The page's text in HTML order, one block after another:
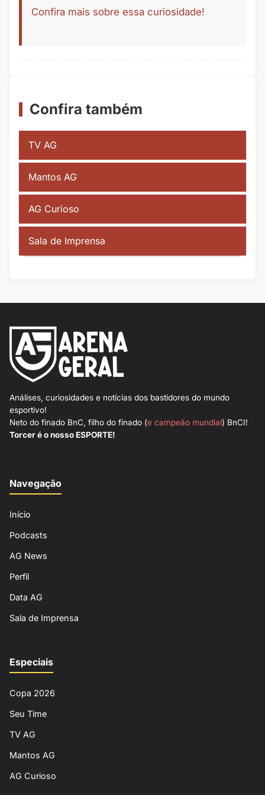
Confira mais sobre essa curiosidade!
Confira também
TV AG
Mantos AG
AG Curioso
Sala de Imprensa
Análises, curiosidades e notícias dos bastidores do mundo
esportivo!
Neto do finado BnC, filho do finado (e campeão mundial) BnCI!
Torcer é o nosso ESPORTE!
Navegação
Início
Podcasts
AG News
Perfil
Data AG
Sala de Imprensa
Especiais
Copa 2026
Seu Time
TV AG
Mantos AG
AG Curioso